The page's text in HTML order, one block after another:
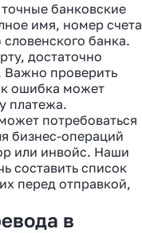
банковские
имя, номер счета
банка.
достаточно
Важно проверить
ошибка может
платежа.
потребоваться
бизнес-операций
или инвойс. Наши
составить список
перед отправкой,
в